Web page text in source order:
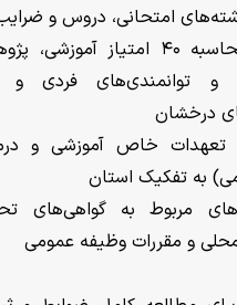
امتحانی، دروس و
· نحوه محاسبه ۴۰ امتیاز
و توانمندی‌های فردی و
درخشان
تعهدات خاص آموزشی و
به تفکیک استان
مربوط به گواهی‌های
و مقررات وظیفه عمومی